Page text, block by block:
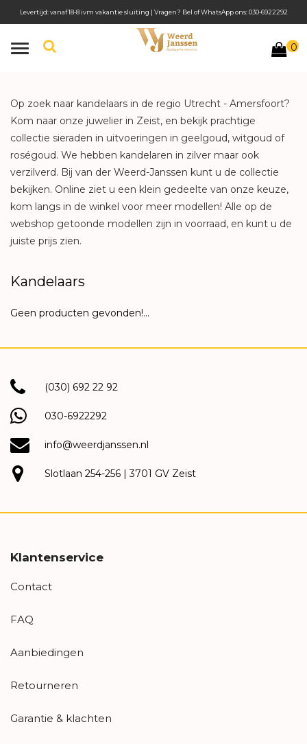
Toggle
0
Levertijd: vanaf 18-8 ivm vakantie sluiting | Vragen? Bel of WhatsApp ons: 030-6922292
Op zoek naar kandelaars in de regio Utrecht - Amersfoort?
Kom naar onze juwelier in Zeist, en bekijk prachtige
collectie sieraden in uitvoeringen in geelgoud, witgoud of
roségoud. We hebben kandelaren in zilver maar ook
verzilverd. Bij van der Weerd-Janssen kunt u de collectie
bekijken. Online ziet u een klein gedeelte van onze keuze,
kom langs in de winkel voor meer modellen! Alle op de
webshop getoonde modellen zijn in voorraad, en kunt u de
juiste prijs zien.
Kandelaars
Geen producten gevonden!...
(030) 692 22 92
030-6922292
info@weerdjanssen.nl
Slotlaan 254-256 | 3701 GV Zeist
Klantenservice
Contact
FAQ
Aanbiedingen
Retourneren
Garantie & klachten